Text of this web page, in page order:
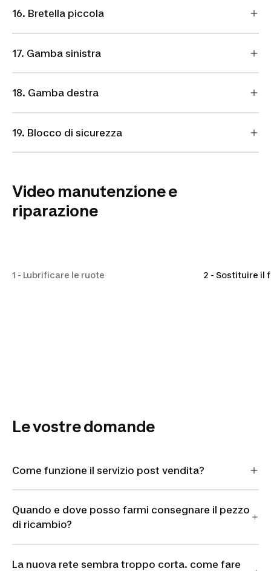
16. Bretella piccola
17. Gamba sinistra
18. Gamba destra
19. Blocco di sicurezza
Video manutenzione e
riparazione
1 - Lubrificare le ruote 2 - Sostituire il
Le vostre domande
Come funzione il servizio post vendita?
Quando e dove posso farmi consegnare il pezzo
di ricambio?
La nuova rete sembra troppo corta. come fare